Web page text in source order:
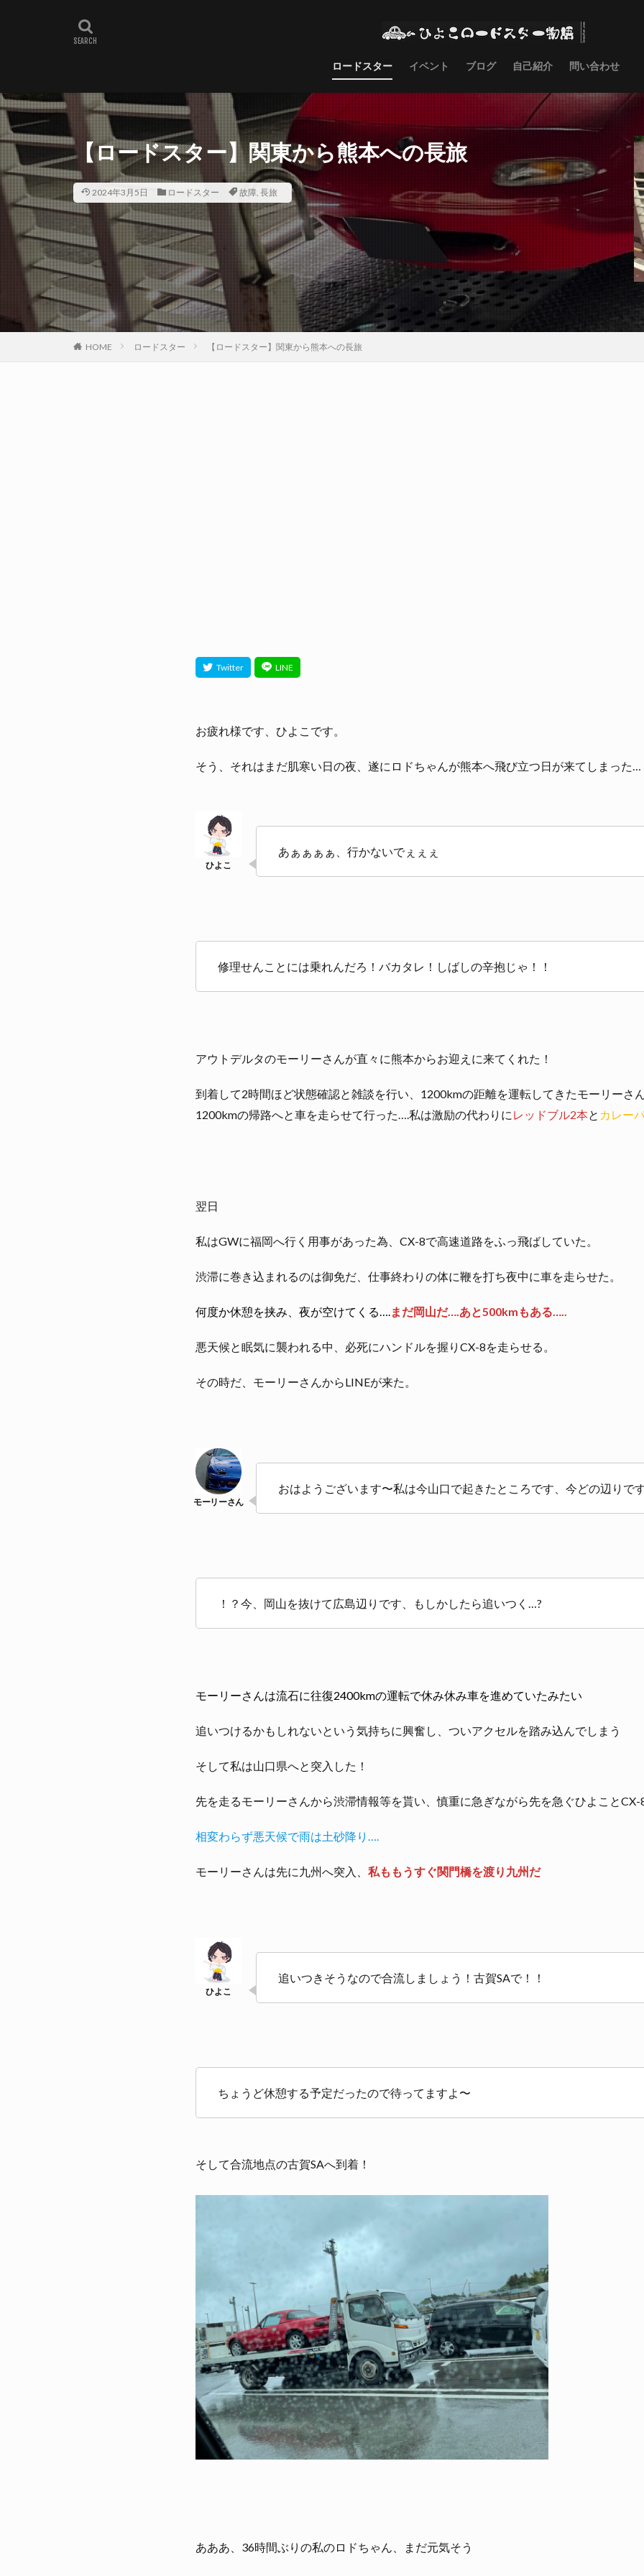
ロードスター イベント ブログ 自己紹介 問い合わせ
【ロードスター】関東から熊本への長旅
2024年3月5日 ロードスター 故障, 長旅
HOME ロードスター 【ロードスター】関東から熊本への長旅
お疲れ様です、ひよこです。
そう、それはまだ肌寒い日の夜、遂にロドちゃんが熊本へ飛び立つ日が来てしまった…
あぁぁぁぁ、行かないでぇぇぇ
修理せんことには乗れんだろ！バカタレ！しばしの辛抱じゃ！！
アウトデルタのモーリーさんが直々に熊本からお迎えに来てくれた！
到着して2時間ほど状態確認と雑談を行い、1200kmの距離を運転してきたモーリーさ
1200kmの帰路へと車を走らせて行った….私は激励の代わりに レッドブル2本 と カレー
翌日
私はGWに福岡へ行く用事があった為、CX-8で高速道路をふっ飛ばしていた。
渋滞に巻き込まれるのは御免だ、仕事終わりの体に鞭を打ち夜中に車を走らせた。
何度か休憩を挟み、夜が空けてくる…. まだ岡山だ….あと500kmもある…..
悪天候と眠気に襲われる中、必死にハンドルを握りCX-8を走らせる。
その時だ、モーリーさんからLINEが来た。
おはようございます〜私は今山口で起きたところです、今どの辺りで
！？今、岡山を抜けて広島辺りです、もしかしたら追いつく…?
モーリーさんは流石に往復2400kmの運転で休み休み車を進めていたみたい
追いつけるかもしれないという気持ちに興奮し、ついアクセルを踏み込んでしまう
そして私は山口県へと突入した！
先を走るモーリーさんから渋滞情報等を貰い、慎重に急ぎながら先を急ぐひよことCX-
相変わらず悪天候で雨は土砂降り….
モーリーさんは先に九州へ突入、 私ももうすぐ関門橋を渡り九州だ
追いつきそうなので合流しましょう！古賀SAで！！
ちょうど休憩する予定だったので待ってますよ〜
そして合流地点の古賀SAへ到着！
あああ、36時間ぶりの私のロドちゃん、まだ元気そう